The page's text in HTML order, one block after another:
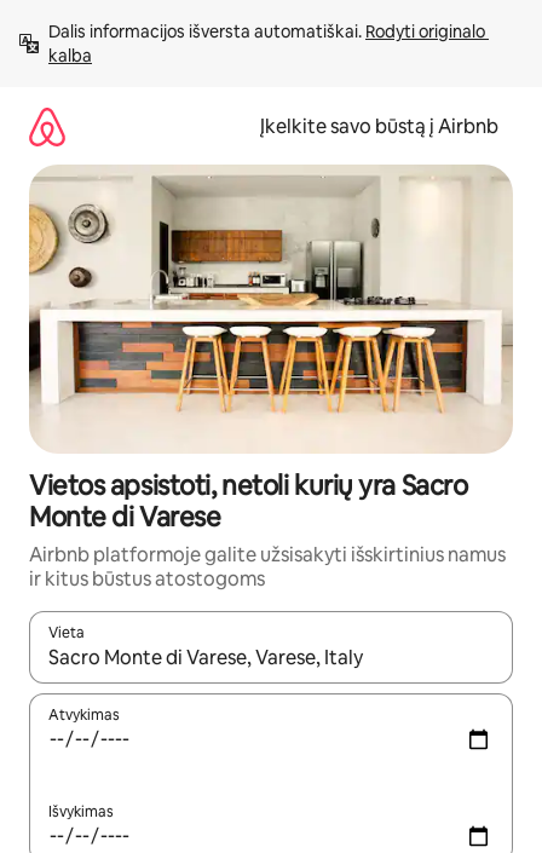
prie
turinio
Dalis informacijos išversta automatiškai. Rodyti originalo
kalba
Įkelkite savo būstą į Airbnb
Vietos apsistoti, netoli kurių yra Sacro
Monte di Varese
Airbnb platformoje galite užsisakyti išskirtinius namus
ir kitus būstus atostogoms
Vieta
Kai pasirodys paieškos rezultatai, juos naršyti galite
Atvykimas
Išvykimas